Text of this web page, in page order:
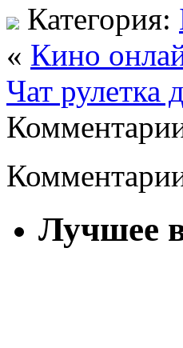
Категория:
« Кино
Чат рулетка
Лучшее